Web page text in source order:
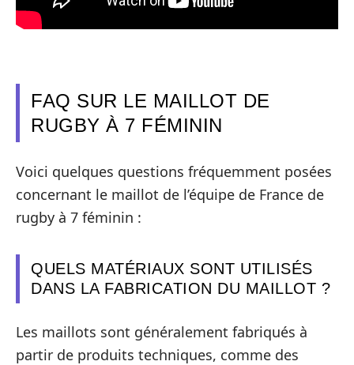
FAQ SUR LE MAILLOT DE
RUGBY À 7 FÉMININ
Voici quelques questions fréquemment posées
concernant le maillot de l’équipe de France de
rugby à 7 féminin :
QUELS MATÉRIAUX SONT UTILISÉS
DANS LA FABRICATION DU MAILLOT ?
Les maillots sont généralement fabriqués à
partir de produits techniques, comme des